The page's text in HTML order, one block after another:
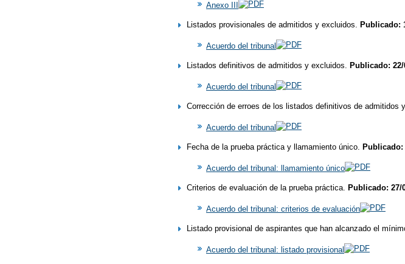
Anexo III
Listados provisionales de admitidos y excluidos. Publicado:
Acuerdo del tribunal
Listados definitivos de admitidos y excluidos. Publicado: 22/
Acuerdo del tribunal
Corrección de erroes de los listados definitivos de admitidos
Acuerdo del tribunal
Fecha de la prueba práctica y llamamiento único. Publicado:
Acuerdo del tribunal: llamamiento único
Criterios de evaluación de la prueba práctica. Publicado: 27/
Acuerdo del tribunal: criterios de evaluación
Listado provisional de aspirantes que han alcanzado el
Acuerdo del tribunal: listado provisional